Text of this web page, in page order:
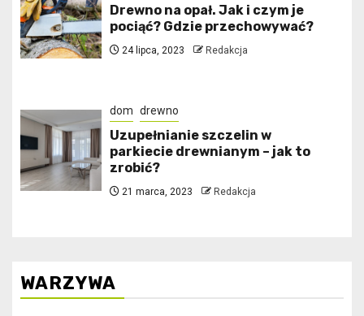
Drewno na opał. Jak i czym je
pociąć? Gdzie przechowywać?
24 lipca, 2023 Redakcja
dom drewno
Uzupełnianie szczelin w
parkiecie drewnianym – jak to
zrobić?
21 marca, 2023 Redakcja
WARZYWA